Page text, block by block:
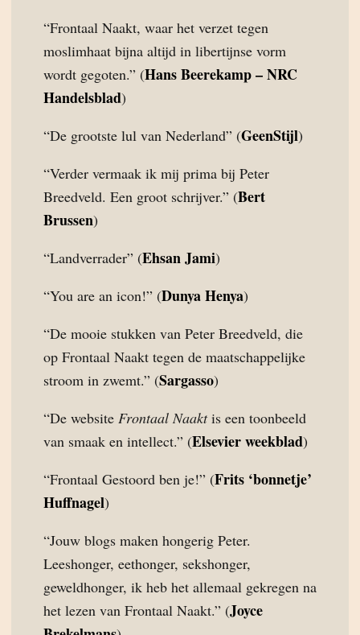
“Frontaal Naakt, waar het verzet tegen
moslimhaat bijna altijd in libertijnse vorm
wordt gegoten.” (Hans Beerekamp – NRC
Handelsblad)
“De grootste lul van Nederland” (GeenStijl)
“Verder vermaak ik mij prima bij Peter
Breedveld. Een groot schrijver.” (Bert
Brussen)
“Landverrader” (Ehsan Jami)
“You are an icon!” (Dunya Henya)
“De mooie stukken van Peter Breedveld, die
op Frontaal Naakt tegen de maatschappelijke
stroom in zwemt.” (Sargasso)
“De website Frontaal Naaktis een toonbeeld
van smaak en intellect.” (Elsevier weekblad)
“Frontaal Gestoord ben je!” (Frits ‘bonnetje’
Huffnagel)
“Jouw blogs maken hongerig Peter.
Leeshonger, eethonger, sekshonger,
geweldhonger, ik heb het allemaal gekregen na
het lezen van Frontaal Naakt.” (Joyce